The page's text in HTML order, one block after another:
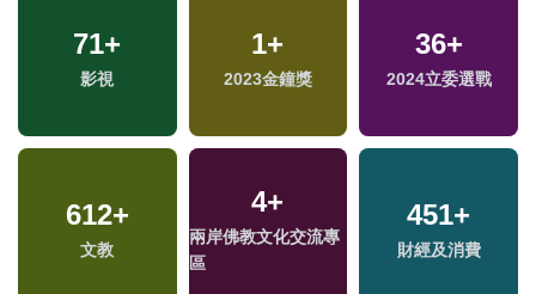
71+
影視
1+
2023金鐘獎
36+
2024立委選戰
612+
文教
4+
兩岸佛教文化交流專
區
451+
財經及消費